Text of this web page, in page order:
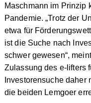
Maschmann im Prinzip
Pandemie. „Trotz der
etwa für
ist die Suche nach
schwer gewesen“,
Zulassung des e-lifters
Investorensuche daher
die beiden Lemgoer